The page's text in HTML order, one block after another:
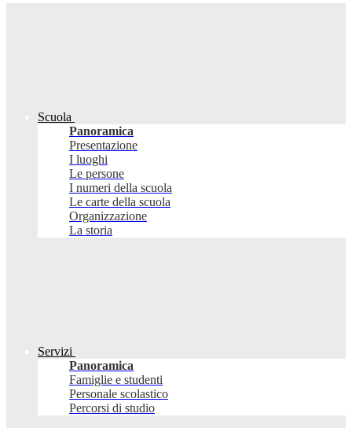
Scuola
Panoramica
Presentazione
I luoghi
Le persone
I numeri della scuola
Le carte della scuola
Organizzazione
La storia
Servizi
Panoramica
Famiglie e studenti
Personale scolastico
Percorsi di studio